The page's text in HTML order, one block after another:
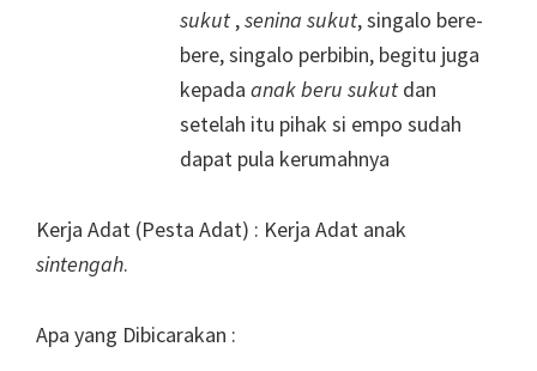
sukut ,senina sukut, singalo bere-
bere, singalo perbibin, begitu juga
kepada anak beru sukut dan
setelah itu pihak si empo sudah
dapat pula kerumahnya
Kerja Adat (Pesta Adat) : Kerja Adat anak
sintengah.
Apa yang Dibicarakan :